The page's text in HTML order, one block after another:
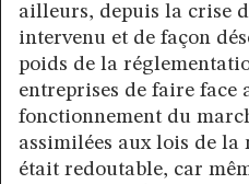
ailleurs, depuis la crise
intervenu et de façon
poids de la
entreprises de faire face
fonctionnement du
assimilées aux lois de la
était redoutable, car